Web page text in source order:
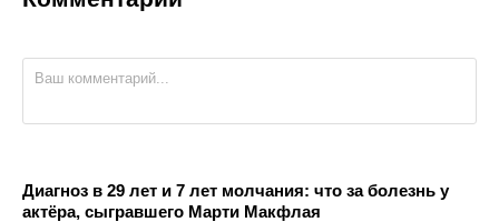
Диагноз в 29 лет и 7 лет молчания: что за болезнь у
актёра, сыгравшего Марти Макфлая